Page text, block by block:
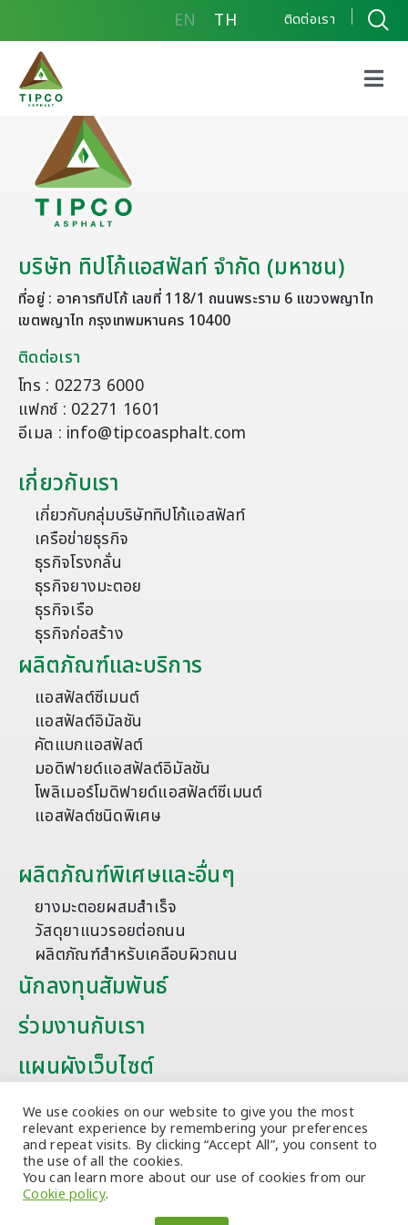
EN TH ติดต่อเรา
บริษัท ทิปโก้แอสฟัลท์ จำกัด (มหาชน)
ที่อยู่ : อาคารทิปโก้ เลขที่ 118/1 ถนนพระราม 6 แขวงพญาไท
เขตพญาไท กรุงเทพมหานคร 10400
ติดต่อเรา
โทร : 02273 6000
แฟกซ์ : 02271 1601
อีเมล : info@tipcoasphalt.com
เกี่ยวกับเรา
เกี่ยวกับกลุ่มบริษัททิปโก้แอสฟัลท์
เครือข่ายธุรกิจ
ธุรกิจโรงกลั่น
ธุรกิจยางมะตอย
ธุรกิจเรือ
ธุรกิจก่อสร้าง
ผลิตภัณฑ์และบริการ
แอสฟัลต์ซีเมนต์
แอสฟัลต์อิมัลชัน
คัตแบกแอสฟัลต์
มอดิฟายด์แอสฟัลต์อิมัลชัน
โพลิเมอร์โมดิฟายด์แอสฟัลต์ซีเมนต์
แอสฟัลต์ชนิดพิเศษ
ผลิตภัณฑ์พิเศษและอื่นๆ
ยางมะตอยผสมสำเร็จ
วัสดุยาแนวรอยต่อถนน
ผลิตภัณฑ์สำหรับเคลือบผิวถนน
นักลงทุนสัมพันธ์
ร่วมงานกับเรา
แผนผังเว็บไซต์
บทความ
We use cookies on our website to give you the most
relevant experience by remembering your preferences
and repeat visits. By clicking “Accept All”, you consent to
the use of all the cookies.
You can learn more about our use of cookies from our
Cookie policy.